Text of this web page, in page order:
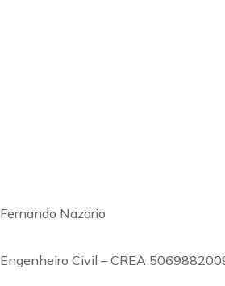
Fernando Nazario
Engenheiro Civil – CREA